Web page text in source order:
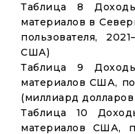
Таблица 8
материалов в
пользователя,
США)
Таблица 9
материалов США, по
(миллиард
Таблица 10
материалов США,